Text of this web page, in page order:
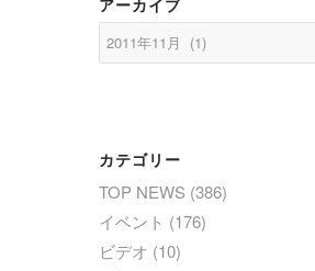
アーカイブ
カテゴリー
TOP NEWS (386)
イベント (176)
ビデオ (10)